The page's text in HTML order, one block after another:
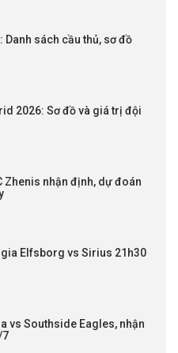
Danh sách cầu thủ, sơ đồ
2026: Sơ đồ và giá trị đội
Zhenis nhận định, dự đoán
Elfsborg vs Sirius 21h30
vs Southside Eagles, nhận
7